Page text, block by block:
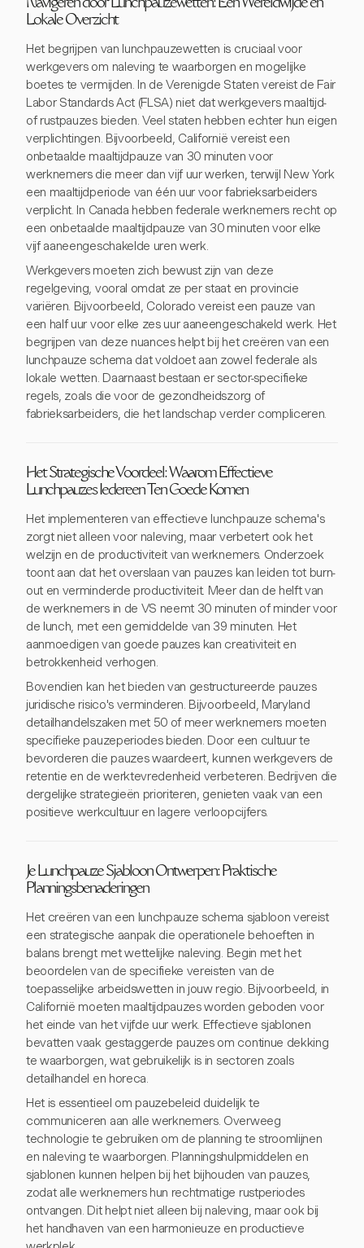
Navigeren door Lunchpauzewetten: Een Wereldwijde en
Lokale Overzicht
Het begrijpen van lunchpauzewetten is cruciaal voor
werkgevers om naleving te waarborgen en mogelijke
boetes te vermijden. In de Verenigde Staten vereist de Fair
Labor Standards Act (FLSA) niet dat werkgevers maaltijd-
of rustpauzes bieden. Veel staten hebben echter hun eigen
verplichtingen. Bijvoorbeeld, Californië vereist een
onbetaalde maaltijdpauze van 30 minuten voor
werknemers die meer dan vijf uur werken, terwijl New York
een maaltijdperiode van één uur voor fabrieksarbeiders
verplicht. In Canada hebben federale werknemers recht op
een onbetaalde maaltijdpauze van 30 minuten voor elke
vijf aaneengeschakelde uren werk.
Werkgevers moeten zich bewust zijn van deze
regelgeving, vooral omdat ze per staat en provincie
variëren. Bijvoorbeeld, Colorado vereist een pauze van
een half uur voor elke zes uur aaneengeschakeld werk. Het
begrijpen van deze nuances helpt bij het creëren van een
lunchpauze schema dat voldoet aan zowel federale als
lokale wetten. Daarnaast bestaan er sector-specifieke
regels, zoals die voor de gezondheidszorg of
fabrieksarbeiders, die het landschap verder compliceren.
Het Strategische Voordeel: Waarom Effectieve
Lunchpauzes Iedereen Ten Goede Komen
Het implementeren van effectieve lunchpauze schema's
zorgt niet alleen voor naleving, maar verbetert ook het
welzijn en de productiviteit van werknemers. Onderzoek
toont aan dat het overslaan van pauzes kan leiden tot burn-
out en verminderde productiviteit. Meer dan de helft van
de werknemers in de VS neemt 30 minuten of minder voor
de lunch, met een gemiddelde van 39 minuten. Het
aanmoedigen van goede pauzes kan creativiteit en
betrokkenheid verhogen.
Bovendien kan het bieden van gestructureerde pauzes
juridische risico's verminderen. Bijvoorbeeld, Maryland
detailhandelszaken met 50 of meer werknemers moeten
specifieke pauzeperiodes bieden. Door een cultuur te
bevorderen die pauzes waardeert, kunnen werkgevers de
retentie en de werktevredenheid verbeteren. Bedrijven die
dergelijke strategieën prioriteren, genieten vaak van een
positieve werkcultuur en lagere verloopcijfers.
Je Lunchpauze Sjabloon Ontwerpen: Praktische
Planningsbenaderingen
Het creëren van een lunchpauze schema sjabloon vereist
een strategische aanpak die operationele behoeften in
balans brengt met wettelijke naleving. Begin met het
beoordelen van de specifieke vereisten van de
toepasselijke arbeidswetten in jouw regio. Bijvoorbeeld, in
Californië moeten maaltijdpauzes worden geboden voor
het einde van het vijfde uur werk. Effectieve sjablonen
bevatten vaak gestaggerde pauzes om continue dekking
te waarborgen, wat gebruikelijk is in sectoren zoals
detailhandel en horeca.
Het is essentieel om pauzebeleid duidelijk te
communiceren aan alle werknemers. Overweeg
technologie te gebruiken om de planning te stroomlijnen
en naleving te waarborgen. Planningshulpmiddelen en
sjablonen kunnen helpen bij het bijhouden van pauzes,
zodat alle werknemers hun rechtmatige rustperiodes
ontvangen. Dit helpt niet alleen bij naleving, maar ook bij
het handhaven van een harmonieuze en productieve